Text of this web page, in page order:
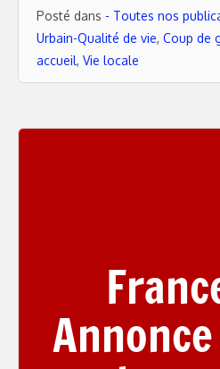
Posté dans - Toutes nos
Urbain-Qualité de vie, Coup de
accueil, Vie locale